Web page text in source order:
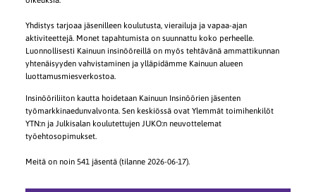
Yhdistys tarjoaa jäsenilleen koulutusta, vierailuja ja vapaa-ajan
aktiviteettejä. Monet tapahtumista on suunnattu koko perheelle.
Luonnollisesti Kainuun insinööreillä on myös tehtävänä ammattikunnan
yhtenäisyyden vahvistaminen ja ylläpidämme Kainuun alueen
luottamusmiesverkostoa.
Insinööriliiton kautta hoidetaan Kainuun Insinöörien jäsenten
työmarkkinaedunvalvonta. Sen keskiössä ovat Ylemmät toimihenkilöt
YTN:n ja Julkisalan koulutettujen JUKO:n neuvottelemat
työehtosopimukset.
Meitä on noin 541 jäsentä (tilanne 2026-06-17).